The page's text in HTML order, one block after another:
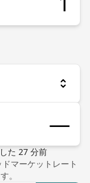
た 27 分前
マーケットレート
。